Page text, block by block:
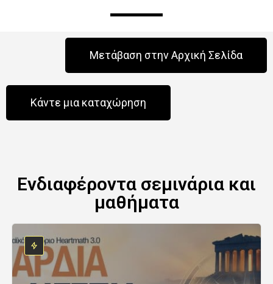
Μετάβαση στην Αρχική Σελίδα
Κάντε μια καταχώρηση
Ενδιαφέροντα σεμινάρια και
μαθήματα